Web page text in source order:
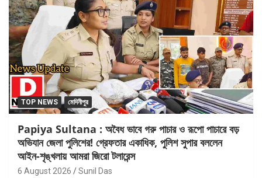
TOP NEWS মেদিনীপুর
Papiya Sultana : অবৈধ ভাবে গরু পাচার ও রূপো পাচারে বড়
অভিযান জেলা পুলিশের! গ্রেফতার একাধিক, পুলিশ সুপার বললেন
আইন-শৃঙ্খলায় আমরা জিরো টলারেন্স
6 August 2026 Sunil Das